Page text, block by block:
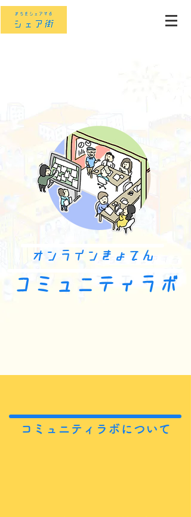
ログイン
オンラインきょてん
コミュニティラボ
コミュニティラボについて